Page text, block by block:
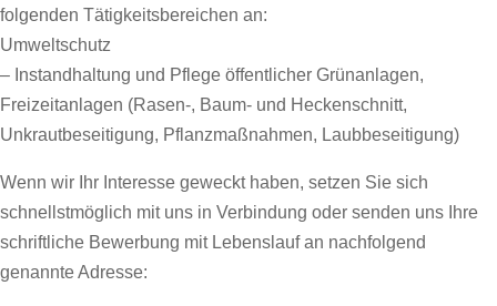
folgenden Tätigkeitsbereichen an:
Umweltschutz
– Instandhaltung und Pflege öffentlicher Grünanlagen,
Freizeitanlagen (Rasen-, Baum- und Heckenschnitt,
Unkrautbeseitigung, Pflanzmaßnahmen, Laubbeseitigung)
Wenn wir Ihr Interesse geweckt haben, setzen Sie sich
schnellstmöglich mit uns in Verbindung oder senden uns Ihre
schriftliche Bewerbung mit Lebenslauf an nachfolgend
genannte Adresse: